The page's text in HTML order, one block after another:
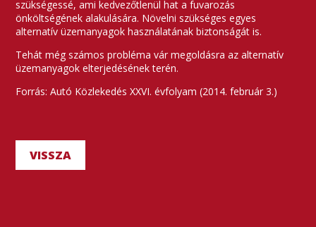
szükségessé, ami kedvezőtlenül hat a fuvarozás
önköltségének alakulására. Növelni szükséges egyes
alternatív üzemanyagok használatának biztonságát is.
Tehát még számos probléma vár megoldásra az alternatív
üzemanyagok elterjedésének terén.
Forrás: Autó Közlekedés XXVI. évfolyam (2014. február 3.)
VISSZA